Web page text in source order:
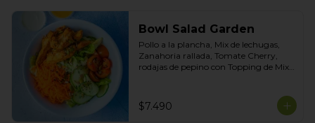
Bowl Salad Garden
Pollo a la plancha, Mix de lechugas,
Zanahoria rallada, Tomate Cherry,
rodajas de pepino con Topping de Mix
$7.490